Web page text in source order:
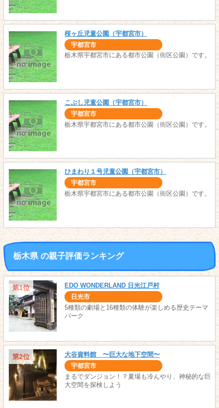
桜ヶ丘児童公園（宇都宮市）
宇都宮市
栃木県宇都宮市にある都市公園（街区公園）です。
こぶし児童公園（宇都宮市）
宇都宮市
栃木県宇都宮市にある都市公園（街区公園）です。
ひまわり１号児童公園（宇都宮市）
宇都宮市
栃木県宇都宮市にある都市公園（街区公園）です。
栃木県 の親子評価ランキング
第1位 EDO WONDERLAND 日光江戸村
日光市
5種類の劇場と16種類の体験が楽しめる歴史テーマ
パーク
第2位 大谷資料館 〜巨大な地下空間〜
宇都宮市
まるでダンジョン！？夏場も冷んやり、神秘的な巨
大空間を探検しよう